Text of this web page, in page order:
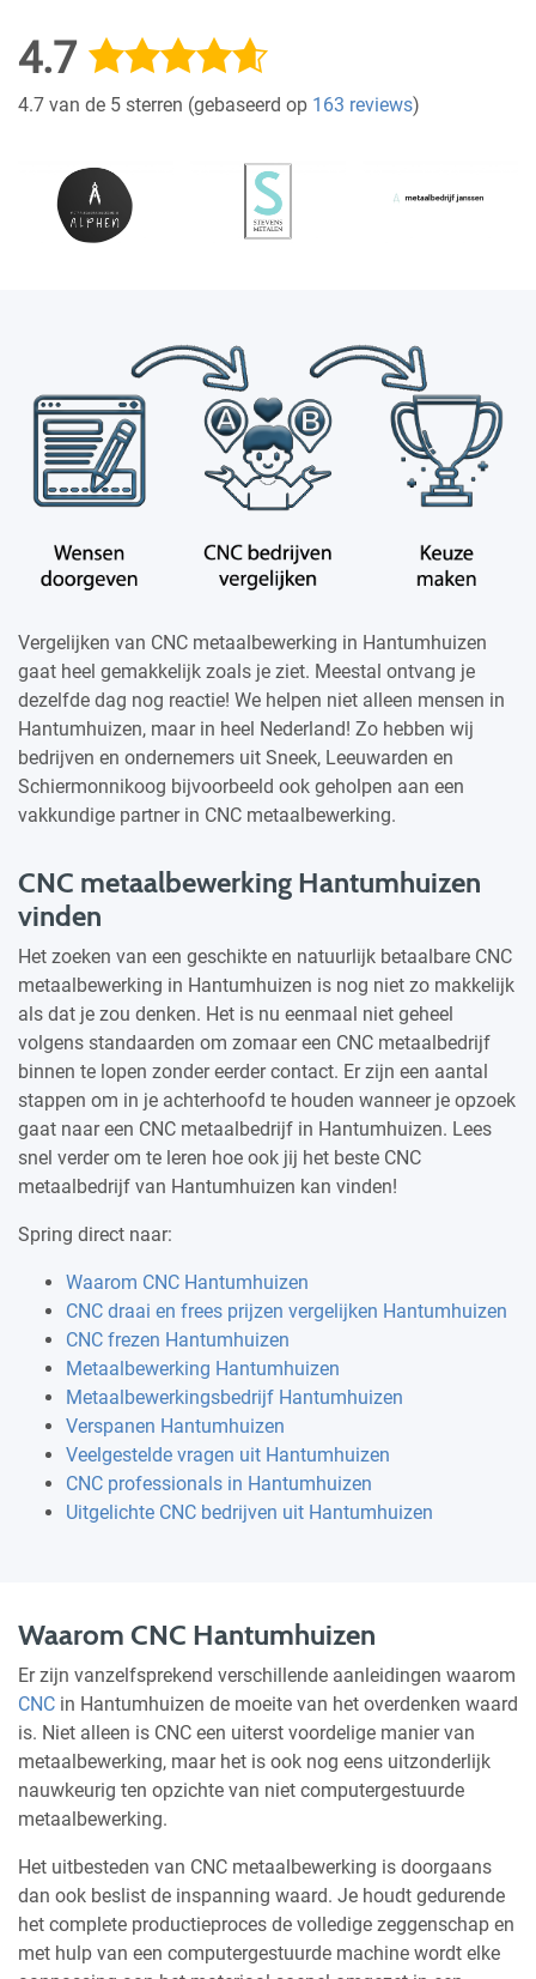
4.7
4.7 van de 5 sterren (gebaseerd op 163 reviews)
Vergelijken van CNC metaalbewerking in Hantumhuizen
gaat heel gemakkelijk zoals je ziet. Meestal ontvang je
dezelfde dag nog reactie! We helpen niet alleen mensen in
Hantumhuizen, maar in heel Nederland! Zo hebben wij
bedrijven en ondernemers uit Sneek, Leeuwarden en
Schiermonnikoog bijvoorbeeld ook geholpen aan een
vakkundige partner in CNC metaalbewerking.
CNC metaalbewerking Hantumhuizen
vinden
Het zoeken van een geschikte en natuurlijk betaalbare CNC
metaalbewerking in Hantumhuizen is nog niet zo makkelijk
als dat je zou denken. Het is nu eenmaal niet geheel
volgens standaarden om zomaar een CNC metaalbedrijf
binnen te lopen zonder eerder contact. Er zijn een aantal
stappen om in je achterhoofd te houden wanneer je opzoek
gaat naar een CNC metaalbedrijf in Hantumhuizen. Lees
snel verder om te leren hoe ook jij het beste CNC
metaalbedrijf van Hantumhuizen kan vinden!
Spring direct naar:
Waarom CNC Hantumhuizen
CNC draai en frees prijzen vergelijken Hantumhuizen
CNC frezen Hantumhuizen
Metaalbewerking Hantumhuizen
Metaalbewerkingsbedrijf Hantumhuizen
Verspanen Hantumhuizen
Veelgestelde vragen uit Hantumhuizen
CNC professionals in Hantumhuizen
Uitgelichte CNC bedrijven uit Hantumhuizen
Waarom CNC Hantumhuizen
Er zijn vanzelfsprekend verschillende aanleidingen waarom
CNC in Hantumhuizen de moeite van het overdenken waard
is. Niet alleen is CNC een uiterst voordelige manier van
metaalbewerking, maar het is ook nog eens uitzonderlijk
nauwkeurig ten opzichte van niet computergestuurde
metaalbewerking.
Het uitbesteden van CNC metaalbewerking is doorgaans
dan ook beslist de inspanning waard. Je houdt gedurende
het complete productieproces de volledige zeggenschap en
met hulp van een computergestuurde machine wordt elke